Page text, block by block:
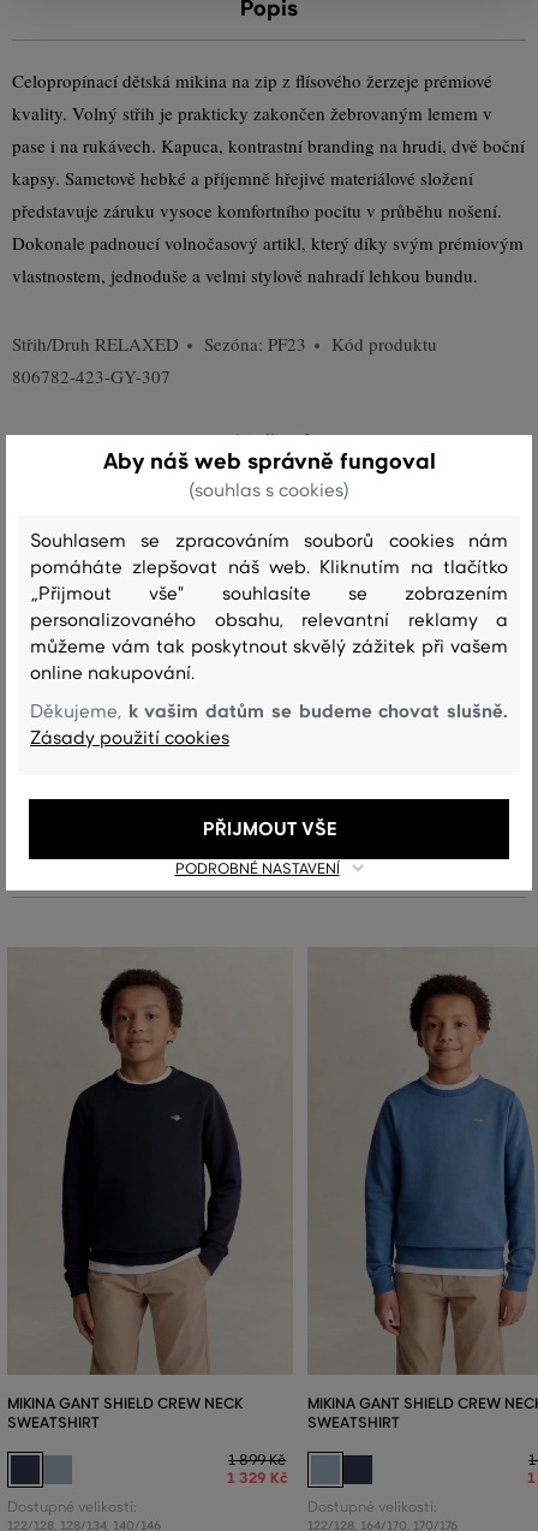
Popis
Celopropínací dětská mikina na zip z flísového žerzeje prémiové
kvality. Volný střih je prakticky zakončen žebrovaným lemem v
pase i na rukávech. Kapuca, kontrastní branding na hrudi, dvě boční
kapsy. Sametově hebké a příjemně hřejivé materiálové složení
představuje záruku vysoce komfortního pocitu v průběhu nošení.
Dokonale padnoucí volnočasový artikl, který díky svým prémiovým
vlastnostem, jednoduše a velmi stylově nahradí lehkou bundu.
Střih/Druh RELAXED Sezóna: PF23
Kód produktu
806782-423-GY-307
Složení
REC. POLYESTER
100 %
PRANÍ BĚLENÍ SUŠENÍ
Doporučené produkty
MIKINA GANT SHIELD CREW NECK
SWEATSHIRT
1 899 Kč
1 329 Kč
Dostupné velikosti:
122/128, 128/134, 140/146
MIKINA GANT SHIELD CREW
SWEATSHIRT
Dostupné velikosti:
122/128, 164/170, 170/176
Aby náš web správně fungoval
(souhlas s cookies)
Souhlasem se zpracováním souborů cookies nám
pomáháte zlepšovat náš web. Kliknutím na tlačítko
„Přijmout vše" souhlasíte se zobrazením
personalizovaného obsahu, relevantní reklamy a
můžeme vám tak poskytnout skvělý zážitek při vašem
online nakupování.
Děkujeme, k vašim datům se budeme chovat slušně.
Zásady použití cookies
PODROBNÉ NASTAVENÍ
PŘIJMOUT VŠE